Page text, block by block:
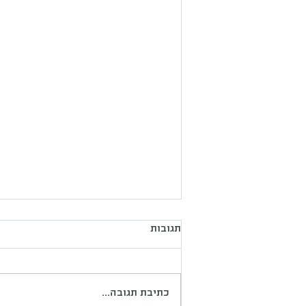
תגובות
כתיבת תגובה...